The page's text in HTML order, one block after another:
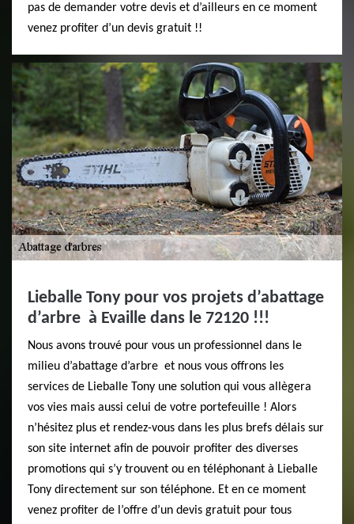
pas de demander votre devis et d’ailleurs en ce moment
venez profiter d’un devis gratuit !!
Lieballe Tony pour vos projets d’abattage
d’arbre à Evaille dans le 72120 !!!
Nous avons trouvé pour vous un professionnel dans le
milieu d’abattage d’arbre et nous vous offrons les
services de Lieballe Tony une solution qui vous allègera
vos vies mais aussi celui de votre portefeuille ! Alors
n’hésitez plus et rendez-vous dans les plus brefs délais sur
son site internet afin de pouvoir profiter des diverses
promotions qui s’y trouvent ou en téléphonant à Lieballe
Tony directement sur son téléphone. Et en ce moment
venez profiter de l’offre d’un devis gratuit pour tous